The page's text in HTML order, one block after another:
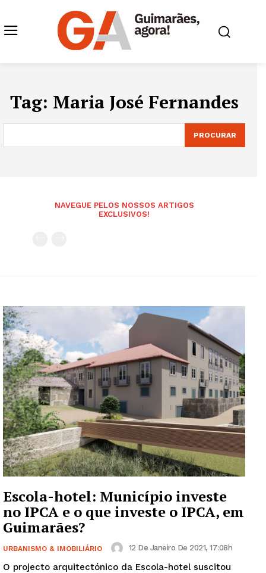
Tag: Maria José Fernandes
PROCURAR
NAVEGUE PELOS NOSSOS ARTIGOS
EXCLUSIVOS!
Escola-hotel: Município investe
no IPCA e o que investe o IPCA, em
Guimarães?
URBANISMO & IMOBILIÁRIO 12 De Janeiro De 2021, 17:08h
O projecto arquitectónico da Escola-hotel suscitou